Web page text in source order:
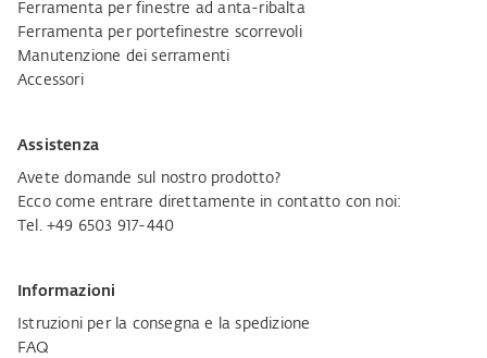
Ferramenta per finestre ad anta-ribalta
Ferramenta per portefinestre scorrevoli
Manutenzione dei serramenti
Accessori
Assistenza
Avete domande sul nostro prodotto?
Ecco come entrare direttamente in contatto con noi:
Tel. +49 6503 917-440
Informazioni
Istruzioni per la consegna e la spedizione
FAQ